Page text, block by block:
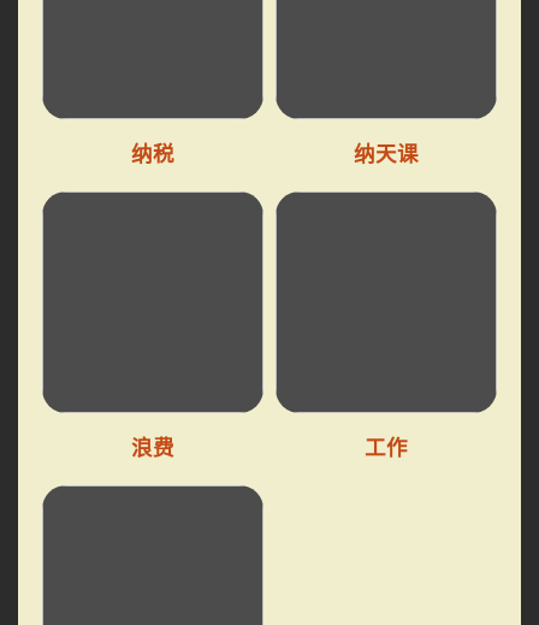
纳税 纳天课
浪费 工作